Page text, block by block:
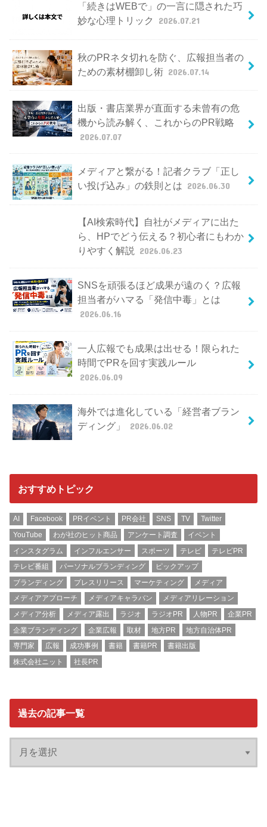
「続きはWEBで」の一言に隠された巧
妙な心理トリック
2026.07.21
秋のPRネタ切れを防ぐ、広報担当者の
ための素材棚卸し術 2026.07.14
出版・書店業界が直面する未曾有の危
機から読み解く、これからのPR戦略
2026.07.07
メディアと繋がる！記者クラブ「正し
い投げ込み」の鉄則とは 2026.06.30
【AI検索時代】自社がメディアに出た
ら、HPでどう伝える？初心者にもわか
りやすく解説
2026.06.23
SNSを頑張るほど成果が遠のく？広報
担当者がハマる「発信中毒」とは
2026.06.16
一人広報でも成果は出せる！限られた
時間でPRを回す実践ルール
2026.06.09
海外では進化している「経営者ブラン
ディング」
2026.06.02
おすすめトピック
AI Facebook PRイベント PR会社 SNS TV
Twitter
YouTube
わが社のヒット商品 アンケート調査
イベント
インスタグラム
インフルエンサー スポーツ テレビ
テレビPR
テレビ番組
パーソナルブランディング
ピックアップ
ブランディング
プレスリリース マーケティング
メディア
メディアアプローチ
メディアキャラバン
メディアリレーション
メディア分析
メディア露出 ラジオ ラジオPR 人物PR
企業PR
企業ブランディング
企業広報 取材 地方PR
地方自治体PR
専門家
広報 成功事例 書籍 書籍PR
書籍出版
株式会社ニット
社長PR
過去の記事一覧